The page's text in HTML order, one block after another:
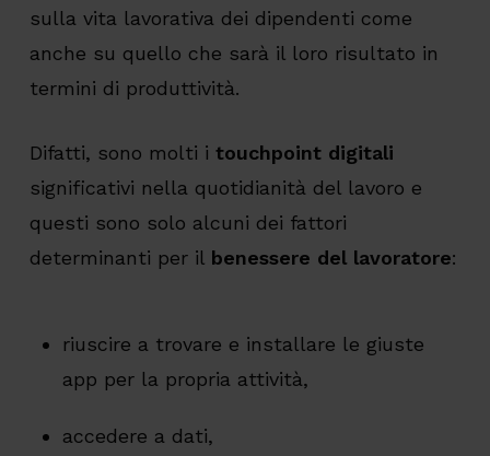
sulla vita lavorativa dei dipendenti come
anche su quello che sarà il loro risultato in
termini di produttività.
Difatti, sono molti i touchpoint digitali
significativi nella quotidianità del lavoro e
questi sono solo alcuni dei fattori
determinanti per il benessere del lavoratore:
riuscire a trovare e installare le giuste
app per la propria attività,
accedere a dati,